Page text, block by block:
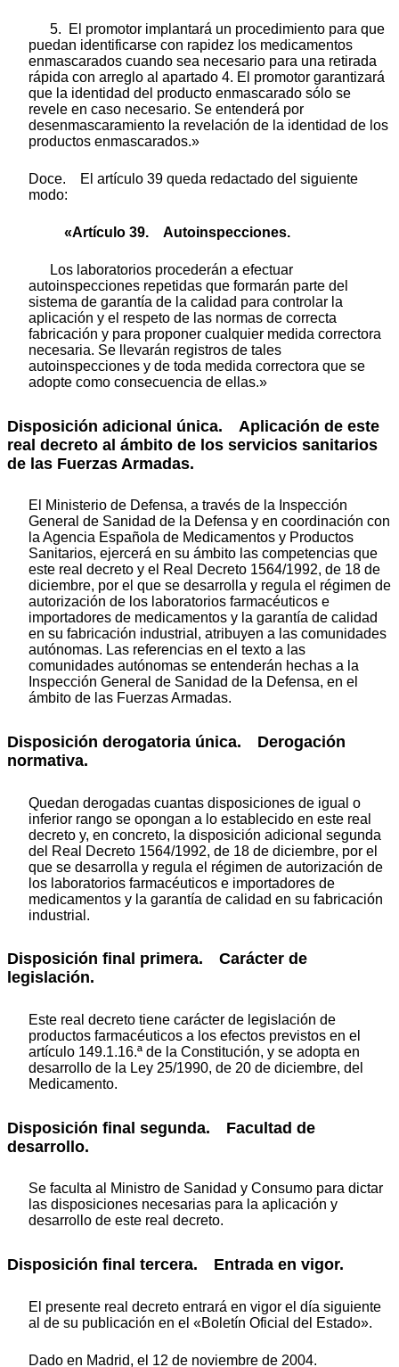
5. El promotor implantará un procedimiento para que
puedan identificarse con rapidez los medicamentos
enmascarados cuando sea necesario para una retirada
rápida con arreglo al apartado 4. El promotor garantizará
que la identidad del producto enmascarado sólo se
revele en caso necesario. Se entenderá por
desenmascaramiento la revelación de la identidad de los
productos enmascarados.»
Doce. El artículo 39 queda redactado del siguiente
modo:
«Artículo 39. Autoinspecciones.
Los laboratorios procederán a efectuar
autoinspecciones repetidas que formarán parte del
sistema de garantía de la calidad para controlar la
aplicación y el respeto de las normas de correcta
fabricación y para proponer cualquier medida correctora
necesaria. Se llevarán registros de tales
autoinspecciones y de toda medida correctora que se
adopte como consecuencia de ellas.»
Disposición adicional única. Aplicación de este
real decreto al ámbito de los servicios sanitarios
de las Fuerzas Armadas.
El Ministerio de Defensa, a través de la Inspección
General de Sanidad de la Defensa y en coordinación con
la Agencia Española de Medicamentos y Productos
Sanitarios, ejercerá en su ámbito las competencias que
este real decreto y el Real Decreto 1564/1992, de 18 de
diciembre, por el que se desarrolla y regula el régimen de
autorización de los laboratorios farmacéuticos e
importadores de medicamentos y la garantía de calidad
en su fabricación industrial, atribuyen a las comunidades
autónomas. Las referencias en el texto a las
comunidades autónomas se entenderán hechas a la
Inspección General de Sanidad de la Defensa, en el
ámbito de las Fuerzas Armadas.
Disposición derogatoria única. Derogación
normativa.
Quedan derogadas cuantas disposiciones de igual o
inferior rango se opongan a lo establecido en este real
decreto y, en concreto, la disposición adicional segunda
del Real Decreto 1564/1992, de 18 de diciembre, por el
que se desarrolla y regula el régimen de autorización de
los laboratorios farmacéuticos e importadores de
medicamentos y la garantía de calidad en su fabricación
industrial.
Disposición final primera. Carácter de
legislación.
Este real decreto tiene carácter de legislación de
productos farmacéuticos a los efectos previstos en el
artículo 149.1.16.ª de la Constitución, y se adopta en
desarrollo de la Ley 25/1990, de 20 de diciembre, del
Medicamento.
Disposición final segunda. Facultad de
desarrollo.
Se faculta al Ministro de Sanidad y Consumo para dictar
las disposiciones necesarias para la aplicación y
desarrollo de este real decreto.
Disposición final tercera. Entrada en vigor.
El presente real decreto entrará en vigor el día siguiente
al de su publicación en el «Boletín Oficial del Estado».
Dado en Madrid, el 12 de noviembre de 2004.